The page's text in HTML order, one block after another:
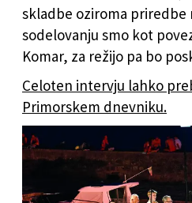
skladbe oziroma priredbe
sodelovanju smo kot
Komar, za režijo pa bo
Celoten intervju lahko
Primorskem dnevniku.